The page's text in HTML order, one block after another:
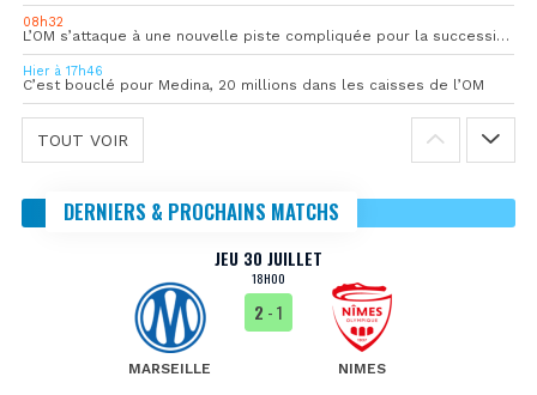
08h32
L’OM s’attaque à une nouvelle piste compliquée pour la succession de Rulli
Hier à 17h46
C’est bouclé pour Medina, 20 millions dans les caisses de l’OM
TOUT VOIR
DERNIERS & PROCHAINS MATCHS
JEU 30 JUILLET
18H00
MARSEILLE
2 - 1
NIMES